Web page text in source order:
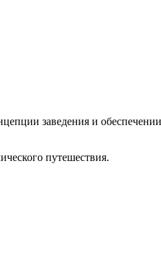
заведения и
путешествия.